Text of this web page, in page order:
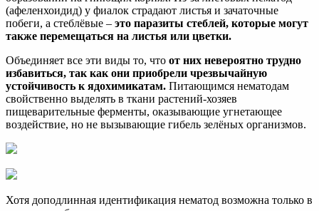
(афеленхоидид) у фиалок страдают листья и зачаточные
побеги, а стеблёвые – это паразиты стеблей, которые могут
также перемещаться на листья или цветки.
Объединяет все эти виды то, что от них невероятно трудно
избавиться, так как они приобрели чрезвычайную
устойчивость к ядохимикатам. Питающимся нематодам
свойственно выделять в ткани растений-хозяев
пищеварительные ферменты, оказывающие угнетающее
воздействие, но не вызывающие гибель зелёных организмов.
Хотя доподлинная идентификация нематод возможна только в